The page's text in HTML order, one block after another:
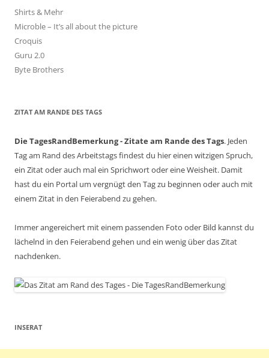
Shirts & Mehr
Microble – It’s all about the picture
Croquis
Guru 2.0
Byte Brothers
ZITAT AM RANDE DES TAGS
Die TagesRandBemerkung - Zitate am Rande des Tags. Jeden
Tag am Rand des Arbeitstags findest du hier einen witzigen Spruch,
ein Zitat oder auch mal ein Sprichwort oder eine Weisheit. Damit
hast du ein Portal um vergnügt den Tag zu beginnen oder auch mit
einem Zitat in den Feierabend zu gehen.
Immer angereichert mit einem passenden Foto oder Bild kannst du
lächelnd in den Feierabend gehen und ein wenig über das Zitat
nachdenken.
INSERAT